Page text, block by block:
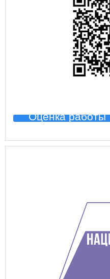
Оценка работы